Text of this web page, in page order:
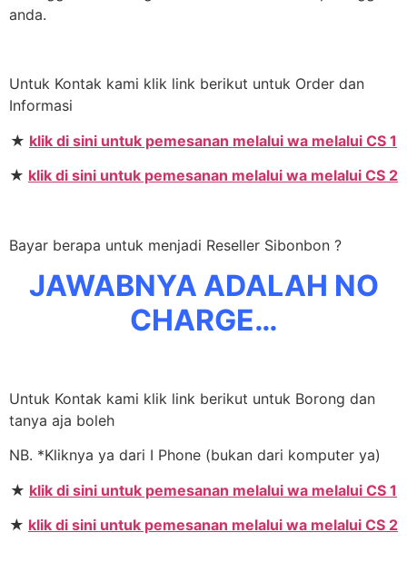
anda.
Untuk Kontak kami klik link berikut untuk Order dan
Informasi
★ klik di sini untuk pemesanan melalui wa melalui CS 1
★ klik di sini untuk pemesanan melalui wa melalui CS 2
Bayar berapa untuk menjadi Reseller Sibonbon ?
JAWABNYA ADALAH NO
CHARGE…
Untuk Kontak kami klik link berikut untuk Borong dan
tanya aja boleh
NB. *Kliknya ya dari I Phone (bukan dari komputer ya)
★ klik di sini untuk pemesanan melalui wa melalui CS 1
★ klik di sini untuk pemesanan melalui wa melalui CS 2